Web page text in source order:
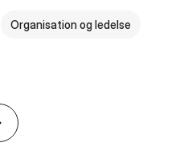
Organisation og ledelse
HA(psyk.) - erhvervs­økonomi og